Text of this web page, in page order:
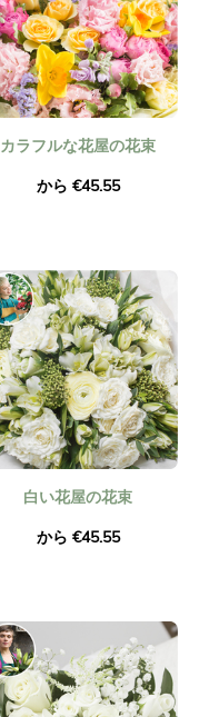
カラフルな花屋の花束
から €45.55
白い花屋の花束
から €45.55